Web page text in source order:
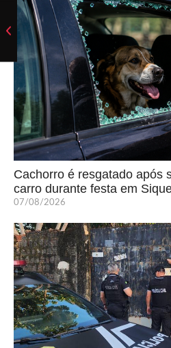
Cachorro é resgatado após
carro durante festa em
07/08/2026